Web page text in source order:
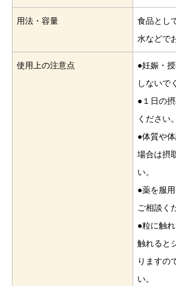
用法・容量
食品とし
水などで
使用上の注意点
●妊娠・
しないで
●１日の
ください。
●体質や
場合は摂
い。
●薬を服
ご相談く
●粒に触
触れると
りますの
い。